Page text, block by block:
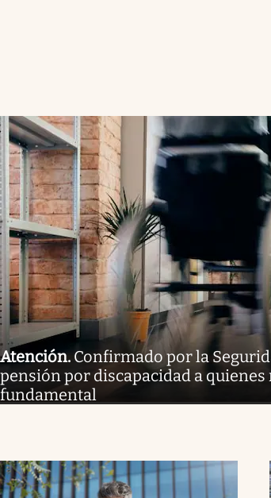
Atención. Confirmado por la
pensión por discapacidad a
fundamental